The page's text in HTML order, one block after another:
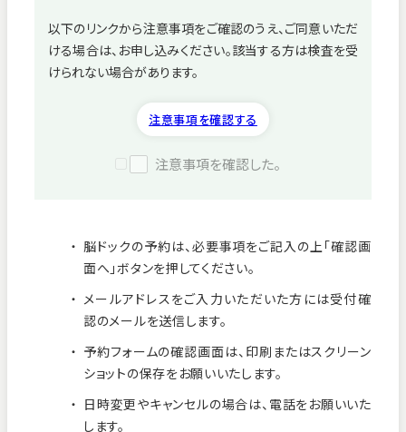
病院紹介
以下のリンクから注意事項をご確認のうえ、ご同意いただ
ける場合は、お申し込みください。該当する方は検査を受
けられない場合があります。
注意事項を確認する
注意事項を確認した。
脳ドックの予約は、必要事項をご記入の上「確認画
面へ」ボタンを押してください。
メールアドレスをご入力いただいた方には受付確
認のメールを送信します。
予約フォームの確認画面は、印刷またはスクリーン
ショットの保存をお願いいたします。
日時変更やキャンセルの場合は、電話をお願いいた
します。